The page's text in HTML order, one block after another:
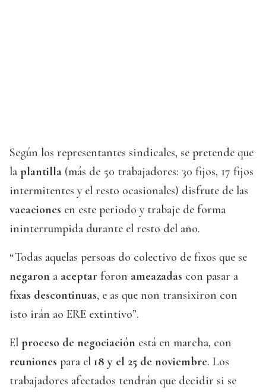
Según los representantes sindicales, se pretende que
la plantilla (más de 50 trabajadores: 30 fijos, 17 fijos
intermitentes y el resto ocasionales) disfrute de las
vacaciones en este periodo y trabaje de forma
ininterrumpida durante el resto del año.
“Todas aquelas persoas do colectivo de fixos que se
negaron a aceptar foron ameazadas con pasar a
fixas descontinuas, e as que non transixiron con
isto irán ao ERE extintivo”.
El proceso de negociación está en marcha, con
reuniones para el 18 y el 25 de noviembre. Los
trabajadores afectados tendrán que decidir si se